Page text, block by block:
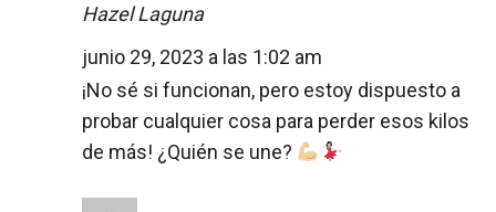
Hazel Laguna
junio 29, 2023 a las 1:02 am
¡No sé si funcionan, pero estoy dispuesto a
probar cualquier cosa para perder esos kilos
de más! ¿Quién se une?